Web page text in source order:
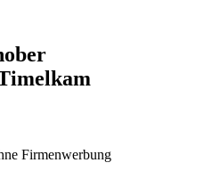
Firmenwerbung